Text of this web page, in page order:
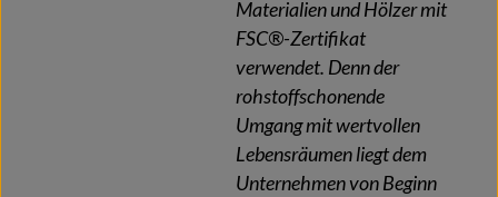
Materialien und Hölzer mit
FSC®-Zertifikat
verwendet. Denn der
rohstoffschonende
Umgang mit wertvollen
Lebensräumen liegt dem
Unternehmen von Beginn